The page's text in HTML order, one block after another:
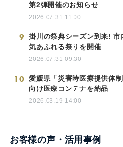
第2弾開催のお知らせ
2026.07.31 11:00
9
掛川の祭典シーズン到来! 市
気あふれる祭りを開催
2026.07.31 09:30
10
愛媛県「災害時医療提供体制
向け医療コンテナを納品
2026.03.19 14:00
お客様の声・活用事例